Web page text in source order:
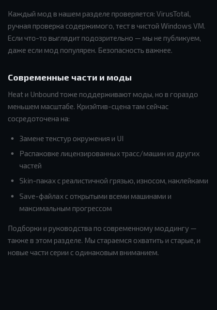
Каждый мод в нашем разделе проверяется: VirusTotal,
ручная проверка содержимого, тест в чистой Windows VM.
Если что-то выглядит подозрительно — мы не публикуем,
даже если мод популярен. Безопасность важнее.
Современные части и моды
Heat и Unbound тоже поддерживают моды, но в гораздо
меньшем масштабе. Криэйтив-сцена там сейчас
сосредоточена на:
Замене текстур окружения и UI
Распаковке лицензированных трасс/машин из других
частей
Skin-паках с реалистичной грязью, износом, наклейками
Save-файлах с открытыми всеми машинами и
максимальным прогрессом
Подборки и руководства по современному моддингу —
также в этом разделе. Мы стараемся охватить и старые, и
новые части серии с одинаковым вниманием.